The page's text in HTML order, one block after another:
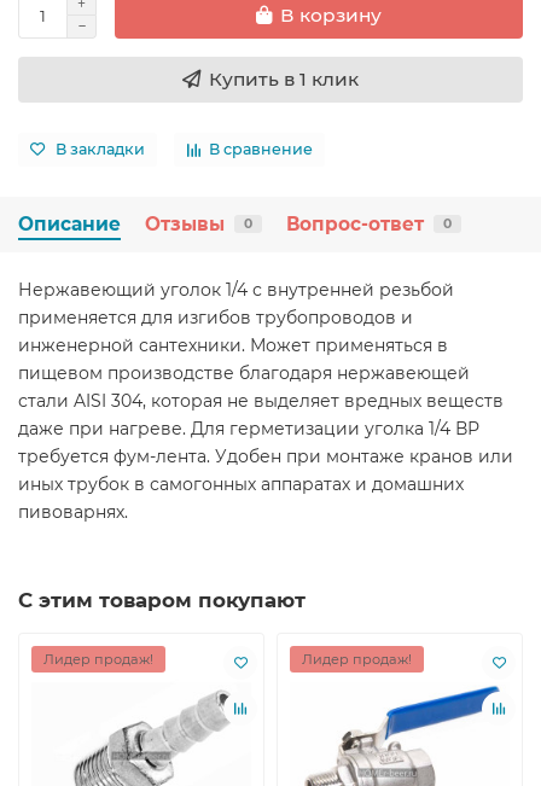
В корзину
Купить в 1 клик
В закладки В сравнение
Описание Отзывы 0 Вопрос-ответ 0
Нержавеющий уголок 1/4 с внутренней резьбой
применяется для изгибов трубопроводов и
инженерной сантехники. Может применяться в
пищевом производстве благодаря нержавеющей
стали AISI 304, которая не выделяет вредных веществ
даже при нагреве. Для герметизации уголка 1/4 ВР
требуется фум-лента. Удобен при монтаже кранов или
иных трубок в самогонных аппаратах и домашних
пивоварнях.
С этим товаром покупают
Лидер продаж! Лидер продаж!